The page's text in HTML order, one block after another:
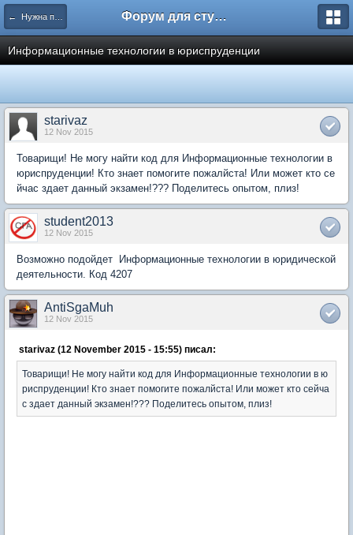
← Нужна помощь Форум для студента СГА
Информационные технологии в юриспруденции
starivaz
12 Nov 2015
Товарищи! Не могу найти код для Информационные технологии в
юриспруденции! Кто знает помогите пожалйста! Или может кто се
йчас здает данный экзамен!??? Поделитесь опытом, плиз!
student2013
12 Nov 2015
Возможно подойдет Информационные технологии в юридической
деятельности. Код 4207
AntiSgaMuh
12 Nov 2015
starivaz (12 November 2015 - 15:55) писал:
Товарищи! Не могу найти код для Информационные технологии в ю
риспруденции! Кто знает помогите пожалйста! Или может кто сейча
с здает данный экзамен!??? Поделитесь опытом, плиз!